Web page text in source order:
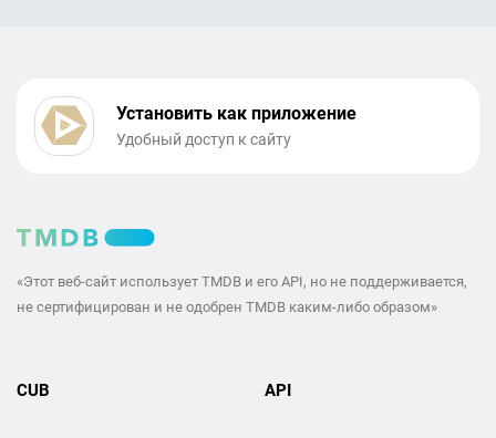
Установить как приложение
Удобный доступ к сайту
«Этот веб-сайт использует TMDB и его API, но не поддерживается,
не сертифицирован и не одобрен TMDB каким-либо образом»
CUB API